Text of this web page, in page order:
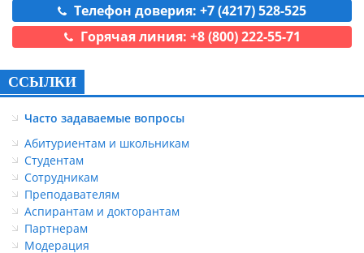
Телефон доверия: +7 (4217) 528-525
Горячая линия: +8 (800) 222-55-71
ССЫЛКИ
Часто задаваемые вопросы
Абитуриентам и школьникам
Студентам
Сотрудникам
Преподавателям
Аспирантам и докторантам
Партнерам
Модерация